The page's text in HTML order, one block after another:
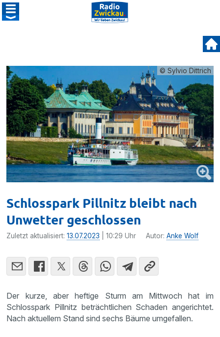
© Sylvio Dittrich
Schlosspark Pillnitz bleibt nach
Unwetter geschlossen
Zuletzt aktualisiert:13.07.2023 | 10:29 Uhr Autor:Anke Wolf
Der kurze, aber heftige Sturm am Mittwoch hat im
Schlosspark Pillnitz beträchtlichen Schaden angerichtet.
Nach aktuellem Stand sind sechs Bäume umgefallen.